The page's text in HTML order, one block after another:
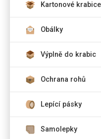
Kartonové krabice
Obálky
Výplně do krabic
Ochrana rohů
Lepící pásky
Samolepky